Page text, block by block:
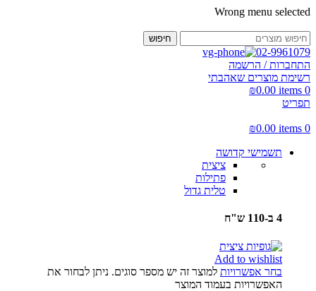
Wrong menu selected
חיפוש
02-9961079
התחברות / הרשמה
רשימת מוצרים שאהבתי
0
items
₪0.00
תפריט
0
items
₪0.00
תשמישי קדושה
ציצית
פתילות
טלית גדול
4 ב-110 ש"ח
Add to wishlist
בחר אפשרויות למוצר זה יש מספר סוגים. ניתן לבחור את
האפשרויות בעמוד המוצר